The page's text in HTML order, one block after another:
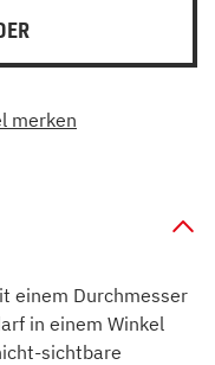
merken
einem Durchmesser
in einem Winkel
sichtbare